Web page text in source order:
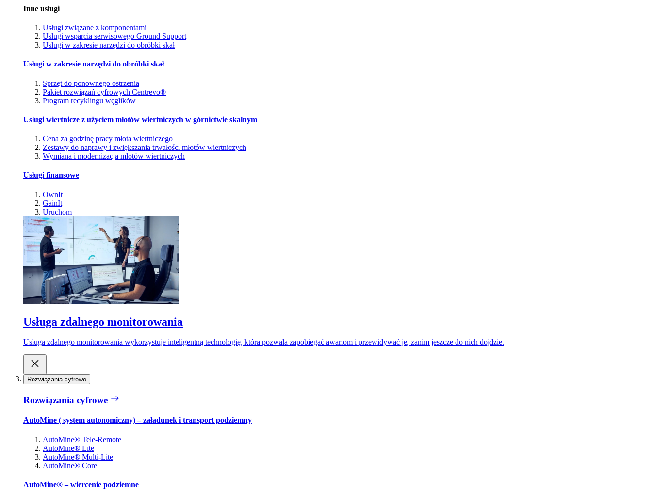
Inne usługi
Usługi związane z komponentami
Usługi wsparcia serwisowego Ground Support
Usługi w zakresie narzędzi do obróbki skał
Usługi w zakresie narzędzi do obróbki skał
Sprzęt do ponownego ostrzenia
Pakiet rozwiązań cyfrowych Centrevo®
Program recyklingu węglików
Usługi wiertnicze z użyciem młotów wiertniczych w górnictwie skalnym
Cena za godzinę pracy młota wiertniczego
Zestawy do naprawy i zwiększania trwałości młotów wiertniczych
Wymiana i modernizacja młotów wiertniczych
Usługi finansowe
OwnIt
GainIt
Uruchom
Usługa zdalnego monitorowania
Usługa zdalnego monitorowania wykorzystuje inteligentną technologię, która pozwala zapobiegać awariom i przewidywać je, zanim jeszcze do nich dojdzie.
Rozwiązania cyfrowe
Rozwiązania cyfrowe
AutoMine ( system autonomiczny) – załadunek i transport podziemny
AutoMine® Tele-Remote
AutoMine® Lite
AutoMine® Multi-Lite
AutoMine® Core
AutoMine® – wiercenie podziemne